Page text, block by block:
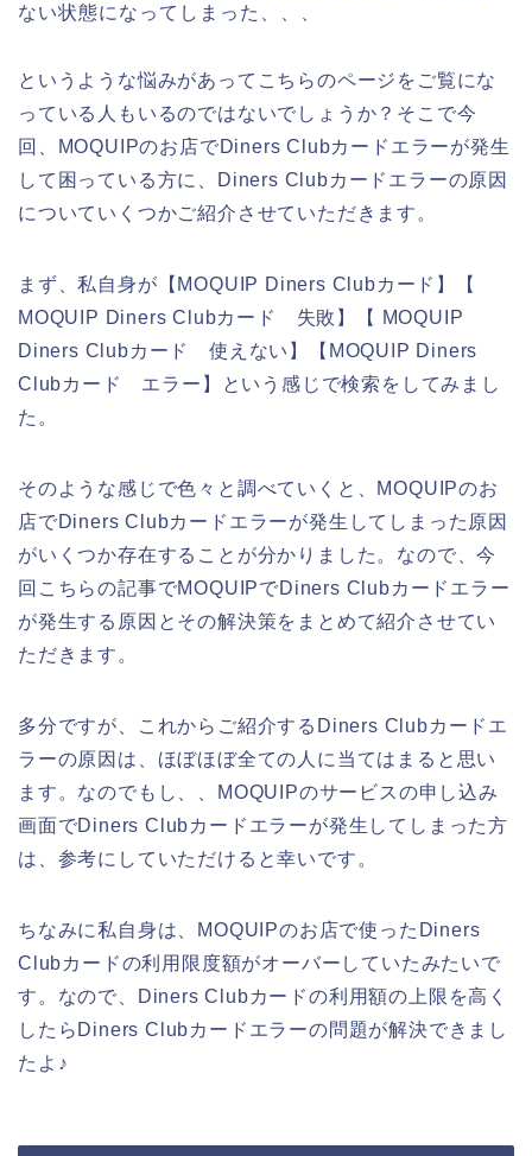
ない状態になってしまった、、、
というような悩みがあってこちらのページをご覧にな
っている人もいるのではないでしょうか？そこで今
回、MOQUIPのお店でDiners Clubカードエラーが発生
して困っている方に、Diners Clubカードエラーの原因
についていくつかご紹介させていただきます。
まず、私自身が【MOQUIP Diners Clubカード】【
MOQUIP Diners Clubカード 失敗】【 MOQUIP
Diners Clubカード 使えない】【MOQUIP Diners
Clubカード エラー】という感じで検索をしてみまし
た。
そのような感じで色々と調べていくと、MOQUIPのお
店でDiners Clubカードエラーが発生してしまった原因
がいくつか存在することが分かりました。なので、今
回こちらの記事でMOQUIPでDiners Clubカードエラー
が発生する原因とその解決策をまとめて紹介させてい
ただきます。
多分ですが、これからご紹介するDiners Clubカードエ
ラーの原因は、ほぼほぼ全ての人に当てはまると思い
ます。なのでもし、、MOQUIPのサービスの申し込み
画面でDiners Clubカードエラーが発生してしまった方
は、参考にしていただけると幸いです。
ちなみに私自身は、MOQUIPのお店で使ったDiners
Clubカードの利用限度額がオーバーしていたみたいで
す。なので、Diners Clubカードの利用額の上限を高く
したらDiners Clubカードエラーの問題が解決できまし
たよ♪